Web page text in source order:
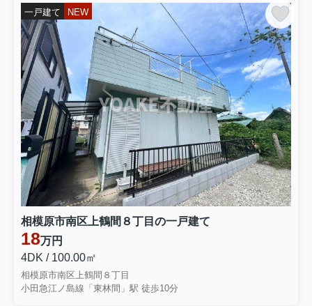
一戸建て NEW
相模原市南区上鶴間８丁目の一戸建て
18万円
4DK / 100.00㎡
相模原市南区上鶴間８丁目
小田急江ノ島線「東林間」駅 徒歩10分